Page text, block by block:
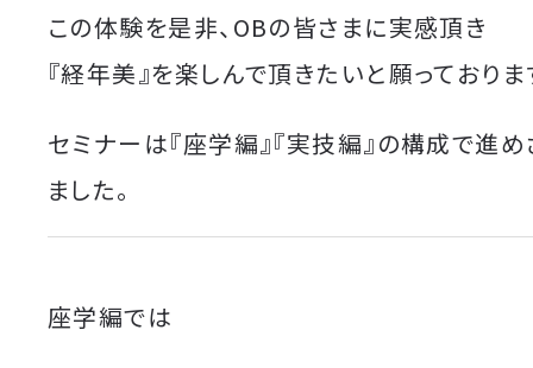
この体験を是非、OBの皆さまに実感頂き
『経年美』を楽しんで頂きたいと願っておりま
セミナーは『座学編』『実技編』の構成で進
ました。
座学編では